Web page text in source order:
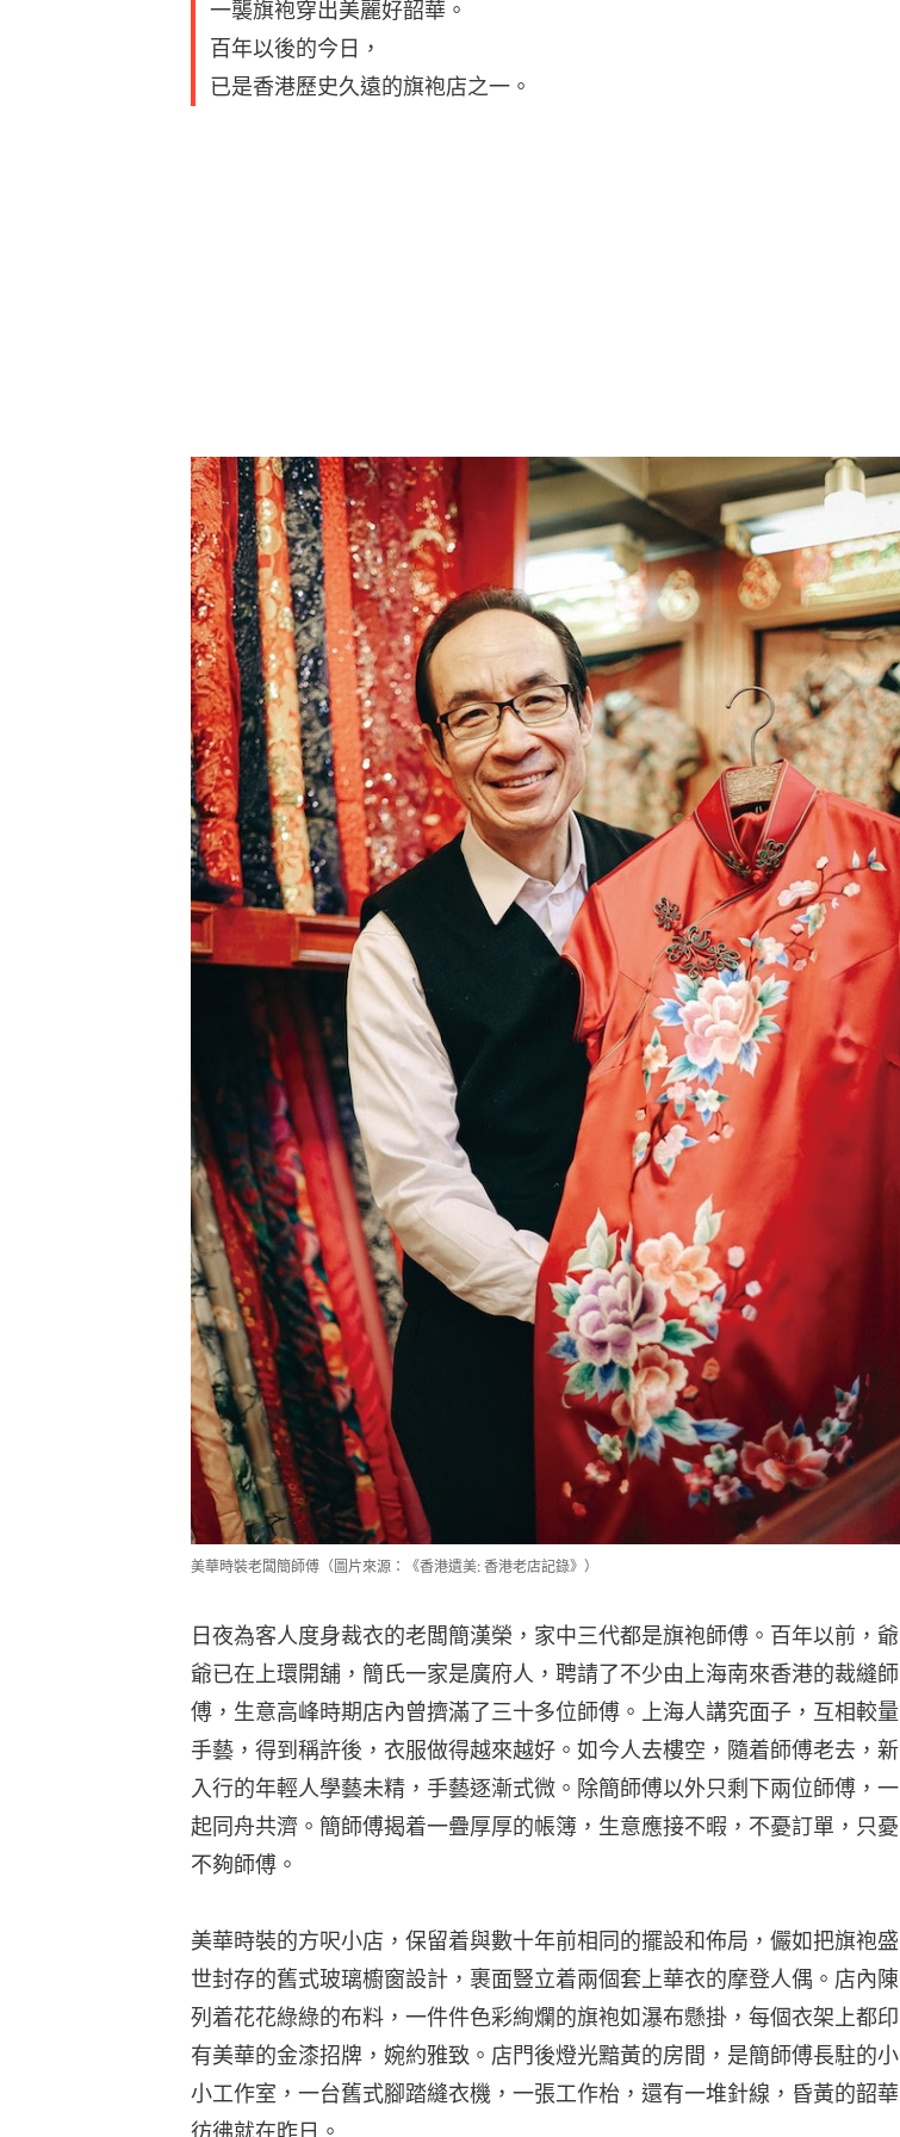
一襲旗袍穿出美麗好韶華。
百年以後的今日，
已是香港歷史久遠的旗袍店之一。
美華時裝老闆簡師傅（圖片來源：《香港遺美: 香港老店記錄》）
日夜為客人度身裁衣的老闆簡漢榮，家中三代都是旗袍師傅。百年以前，爺
爺已在上環開舖，簡氏一家是廣府人，聘請了不少由上海南來香港的裁縫師
傅，生意高峰時期店內曾擠滿了三十多位師傅。上海人講究面子，互相較量
手藝，得到稱許後，衣服做得越來越好。如今人去樓空，隨着師傅老去，新
入行的年輕人學藝未精，手藝逐漸式微。除簡師傅以外只剩下兩位師傅，一
起同舟共濟。簡師傅揭着一疊厚厚的帳簿，生意應接不暇，不憂訂單，只憂
不夠師傅。
美華時裝的方呎小店，保留着與數十年前相同的擺設和佈局，儼如把旗袍盛
世封存的舊式玻璃櫥窗設計，裹面豎立着兩個套上華衣的摩登人偶。店內陳
列着花花綠綠的布料，一件件色彩絢爛的旗袍如瀑布懸掛，每個衣架上都印
有美華的金漆招牌，婉約雅致。店門後燈光黯黃的房間，是簡師傅長駐的小
小工作室，一台舊式腳踏縫衣機，一張工作枱，還有一堆針線，昏黃的韶華
彷彿就在昨日。